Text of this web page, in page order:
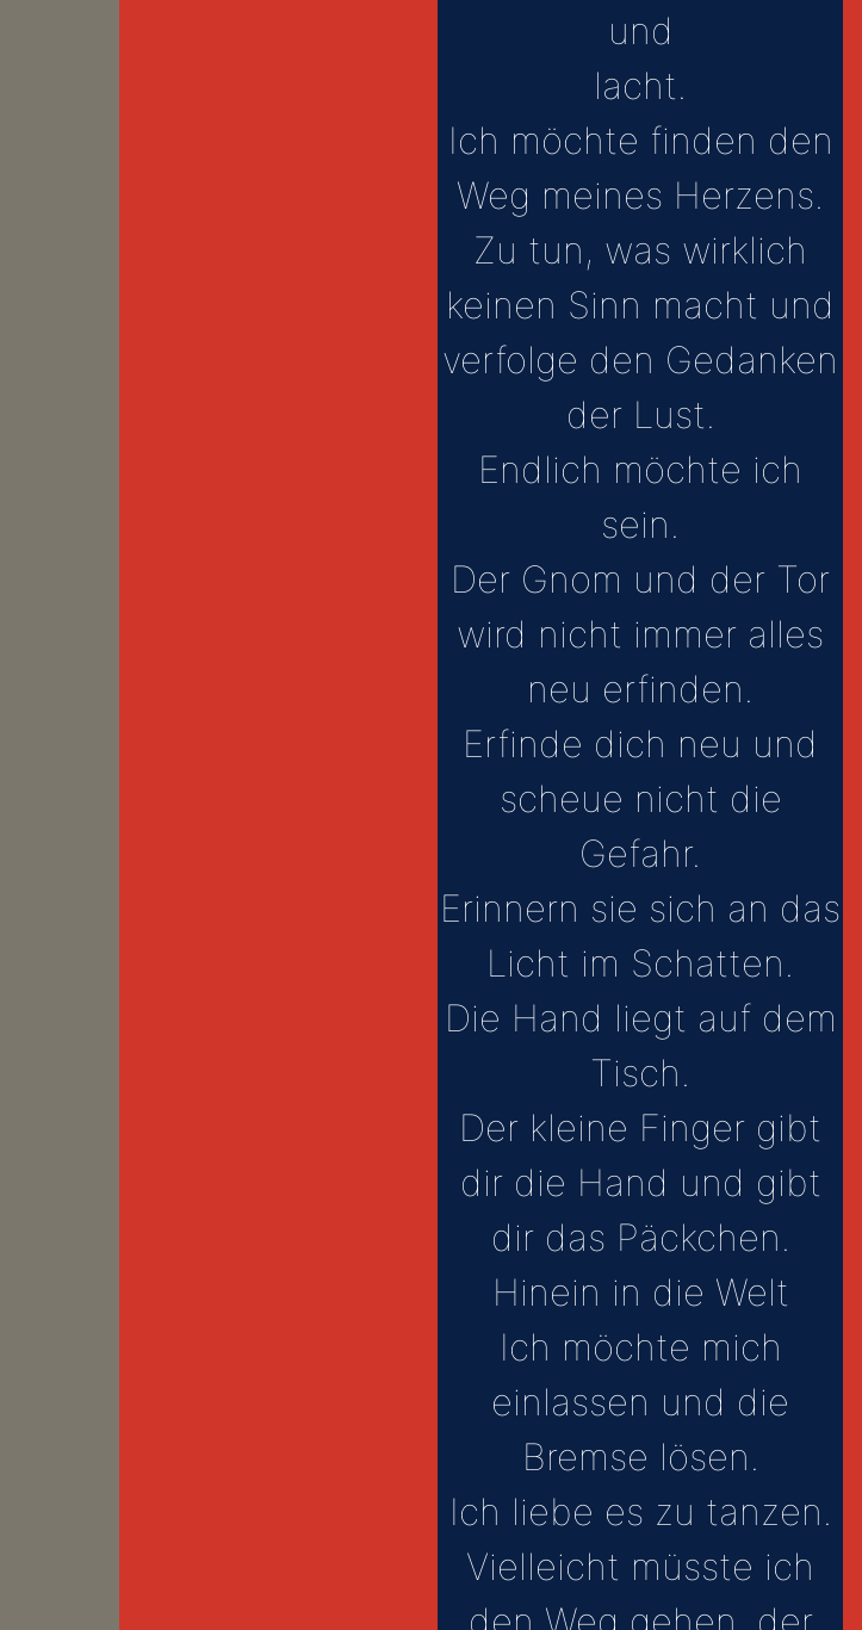
und
lacht.
Ich möchte finden den
Weg meines Herzens.
Zu tun, was wirklich
keinen Sinn macht und
verfolge den Gedanken
der Lust.
Endlich möchte ich
sein.
Der Gnom und der Tor
wird nicht immer alles
neu erfinden.
Erfinde dich neu und
scheue nicht die
Gefahr.
Erinnern sie sich an das
Licht im Schatten.
Die Hand liegt auf dem
Tisch.
Der kleine Finger gibt
dir die Hand und gibt
dir das Päckchen.
Hinein in die Welt
Ich möchte mich
einlassen und die
Bremse lösen.
Ich liebe es zu tanzen.
Vielleicht müsste ich